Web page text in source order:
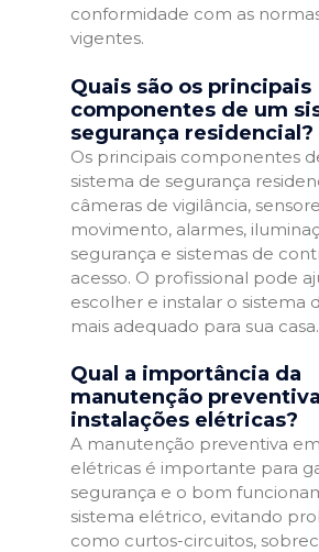
conformidade com as
vigentes.
Quais são os principais
componentes de um
segurança residencial?
Os principais componentes
sistema de segurança
câmeras de vigilância,
movimento, alarmes,
segurança e sistemas de
acesso. O profissional pode
escolher e instalar o sistema
mais adequado para sua casa.
Qual a importância da
manutenção
instalações elétricas?
A manutenção preventiva
elétricas é importante para
segurança e o bom
sistema elétrico, evitando
como curtos-circuitos,